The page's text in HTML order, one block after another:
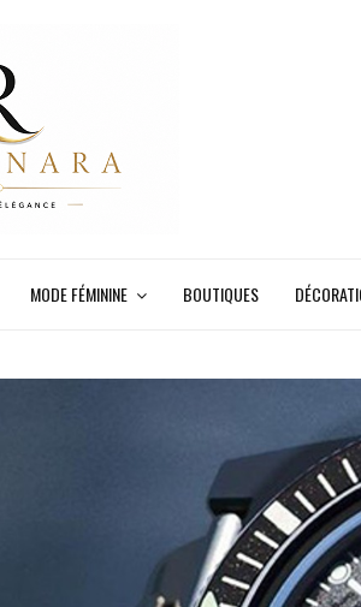
MODE FÉMININE BOUTIQUES